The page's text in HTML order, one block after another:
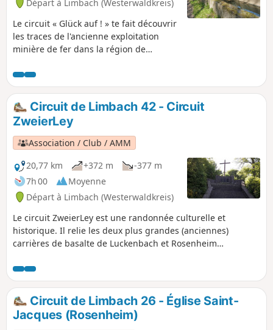
presque alpine de la Hohe Ley.
Départ à Limbach (Westerwaldkreis)
Le circuit « Glück auf ! » te fait découvrir
les traces de l'ancienne exploitation
minière de fer dans la région de
tour Barbaraturm, un ancien
chevalement. La tour Barbaraturm fait
partie de la mine touristique Grube
Bindweide. Alors que tout le chemin de
Limbach à la mine touristique passe par
le Druidensteig, le retour se fait par des
chemins sans nom, mais tout aussi
sympas à parcourir. On passe
notamment par une chaîne de collines
avec une vue incroyable sur la réserve
naturelle de Kroppacher Schweiz.
Circuit de Limbach 42 - Circuit
ZweierLey
Association / Club / AMM
20,77 km
+372 m
-377 m
7h 00
Moyenne
Départ à Limbach (Westerwaldkreis)
Le circuit ZweierLey est une randonnée culturelle et
historique. Il relie les deux plus grandes (anciennes)
carrières de basalte de Luckenbach et Rosenheim
faisant cette randonnée, tu découvriras plein de choses sur
l'exploitation du basalte, qui était super importante dans la
région. La Lay de Rosenheim montre aussi de façon
impressionnante comment la nature reprend ses droits
après la fin de l'exploitation.
Circuit de Limbach 26 - Église Saint-
Jacques (Rosenheim)